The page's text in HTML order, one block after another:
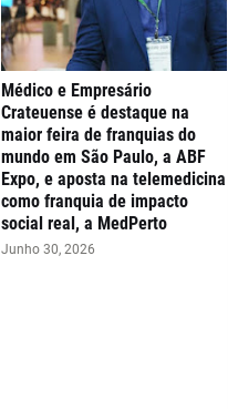
Médico e Empresário
Crateuense é destaque na
maior feira de franquias do
mundo em São Paulo, a ABF
Expo, e aposta na telemedicina
como franquia de impacto
social real, a MedPerto
Junho 30, 2026